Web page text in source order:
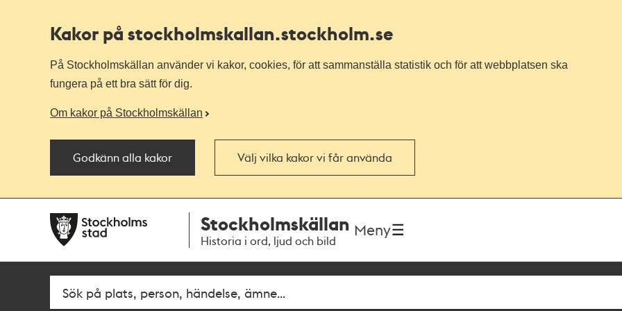
Kakor på stockholmskallan.stockholm.se
På Stockholmskällan använder vi kakor, cookies, för att sammanställa statistik och för att webbplatsen ska
fungera på ett bra sätt för dig.
Om kakor på Stockholmskällan
Godkänn alla kakor Välj vilka kakor vi får använda
navigationen
huvudinnehållet
Stockholmskällan
Historia i ord, ljud och bild
Meny
SökFritextsök